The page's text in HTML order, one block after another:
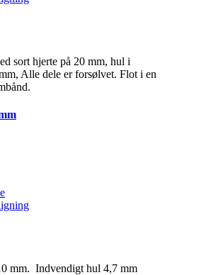
sort hjerte på 20 mm, hul i
Alle dele er forsølvet. Flot i en
mm. Indvendigt hul 4,7 mm